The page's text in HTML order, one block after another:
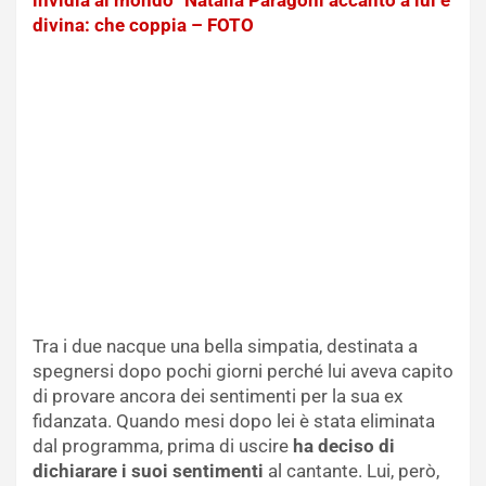
divina: che coppia – FOTO
Tra i due nacque una bella simpatia, destinata a
spegnersi dopo pochi giorni perché lui aveva capito
di provare ancora dei sentimenti per la sua ex
fidanzata. Quando mesi dopo lei è stata eliminata
dal programma, prima di uscire ha deciso di
dichiarare i suoi sentimenti al cantante. Lui, però,